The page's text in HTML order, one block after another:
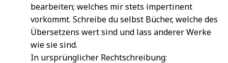
bearbeiten; welches mir stets impertinent
vorkommt. Schreibe du selbst Bücher, welche des
Übersetzens wert sind und lass anderer Werke
wie sie sind.
In ursprünglicher Rechtschreibung: